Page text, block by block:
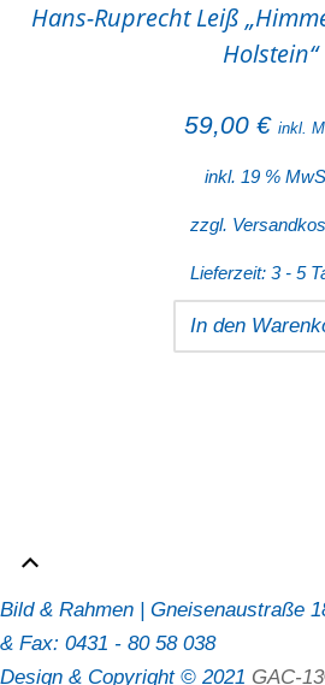
Hans-Ruprecht Leiß
Holstein“
59,00 € inkl.
inkl. 19 %
zzgl.
Lieferzeit: 3 - 5
In den
Bild & Rahmen | Gneisenaustraße
& Fax: 0431 - 80 58 038
Design & Copyright © 2021 GAC-